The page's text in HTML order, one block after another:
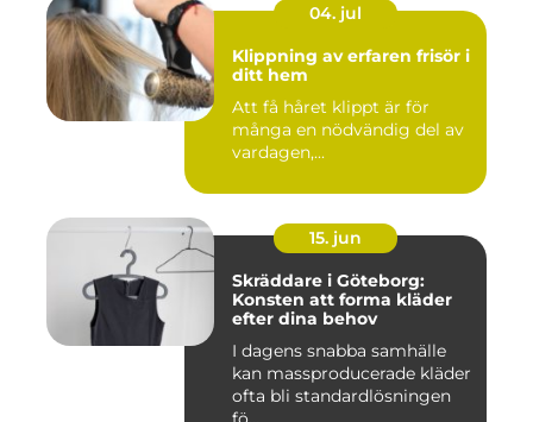
04. jul
Klippning av erfaren frisör i
ditt hem
Att få håret klippt är för
många en nödvändig del av
vardagen,...
15. jun
Skräddare i Göteborg:
Konsten att forma kläder
efter dina behov
I dagens snabba samhälle
kan massproducerade kläder
ofta bli standardlösningen